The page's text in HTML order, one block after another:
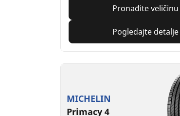
Pronađite veličinu
Pogledajte detalje
MICHELIN
Primacy 4